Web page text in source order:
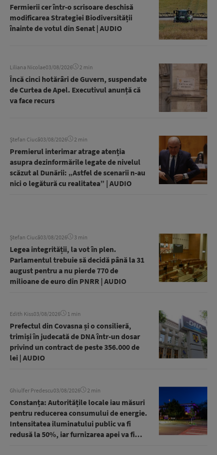
Fermierii cer într-o scrisoare deschisă
modificarea Strategiei Biodiversității
înainte de votul din Senat | AUDIO
Liliana Nicolae03/08/2026 2 min
Încă cinci hotărâri de Guvern, suspendate
de Curtea de Apel. Executivul anunță că
va face recurs
Ștefan Ciucă03/08/2026 2 min
Premierul interimar atrage atenția
asupra dezinformările legate de nivelul
scăzut al Dunării: „Astfel de scenarii n-au
nici o legătură cu realitatea” | AUDIO
Ștefan Ciucă03/08/2026 3 min
Legea integrității, la vot în plen.
Parlamentul trebuie să decidă până la 31
august pentru a nu pierde 770 de
milioane de euro din PNRR | AUDIO
Edith Kiss03/08/2026 1 min
Prefectul din Covasna și o consilieră,
trimiși în judecată de DNA într-un dosar
privind un contract de peste 356.000 de
lei | AUDIO
Ghiulfer Predescu03/08/2026 2 min
Constanța: Autoritățile locale iau măsuri
pentru reducerea consumului de energie.
Intensitatea iluminatului public va fi
redusă la 50%, iar furnizarea apei va fi